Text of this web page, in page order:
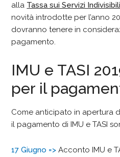
alla Tassa sui Servizi Indivisibili
novità introdotte per l’anno
dovranno tenere in
pagamento.
IMU e TASI
per il
Come anticipato in apertura
il pagamento di IMU e TASI
17 Giugno => Acconto IMU e